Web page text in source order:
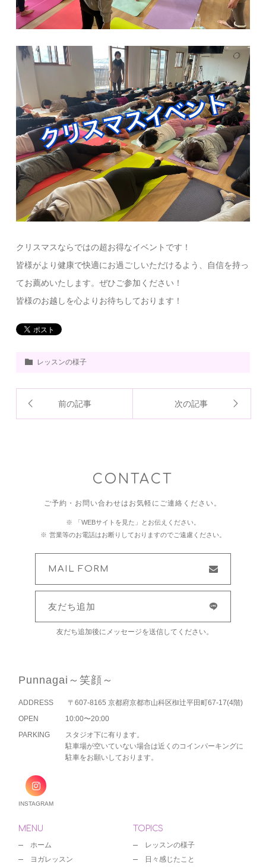
クリスマスならではの超お得なイベントです！
皆様がより健康で快適にお過ごしいただけるよう、自信を持っ
てお薦めいたします。ぜひご参加ください！
皆様のお越しを心よりお待ちしております！
レッスンの様子
前の記事 次の記事
CONTACT
ご予約・お問い合わせはお気軽にご連絡ください。
「WEBサイトを見た」とお伝えください。
営業等のお電話はお断りしておりますのでご遠慮ください。
MAIL FORM
友だち追加
友だち追加後にメッセージを送信してください。
Punnagai～笑顔～
ADDRESS
〒607-8165 京都府京都市山科区椥辻平田町67-17(4階)
OPEN
10:00〜20:00
PARKING
スタジオ下に有ります。
駐車場が空いていない場合は近くのコインパーキングに
駐車をお願いしております。
INSTAGRAM
MENU
ホーム
ヨガレッスン
TOPICS
レッスンの様子
日々感じたこと